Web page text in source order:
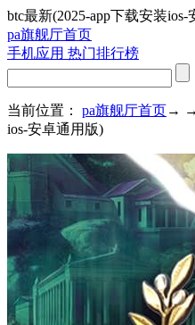
btc最新(2025-app下载安装ios-
pa旗舰厅首页
手机应用 热门排行榜
当前位置： pa旗舰厅首页→ →
ios-安卓通用版)